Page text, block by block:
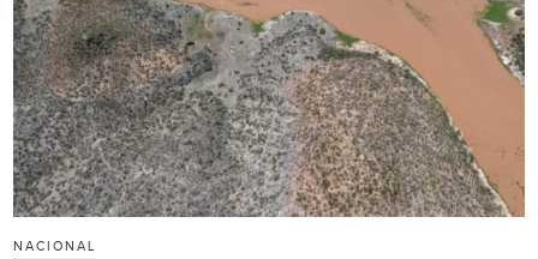
NACIONAL